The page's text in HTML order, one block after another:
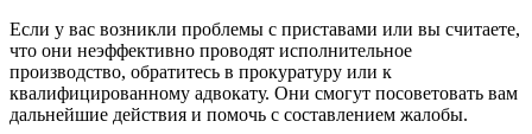
Если у вас возникли проблемы с приставами или вы считаете,
что они неэффективно проводят исполнительное
производство, обратитесь в прокуратуру или к
квалифицированному адвокату. Они смогут посоветовать вам
дальнейшие действия и помочь с составлением жалобы.